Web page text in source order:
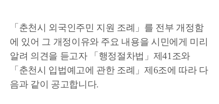
「 춘천시 외국인주민 지원 조례」를 전부 개정함
에 있어 그 개정이유와 주요 내용을 시민에게 미리
알려 의견을 듣고자 「행정절차법」제41조와
「춘천시
입법예고에 관한 조례」제6조에 따라 다
음과 같이 공고합니다.